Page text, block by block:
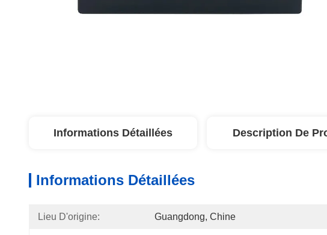
Informations Détaillées Description De
Informations Détaillées
Lieu D'origine: Guangdong, Chine